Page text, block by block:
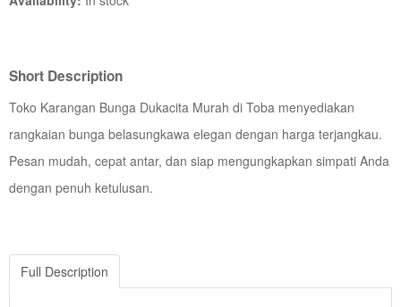
Short Description
Toko Karangan Bunga Dukacita Murah di Toba menyediakan
rangkaian bunga belasungkawa elegan dengan harga terjangkau.
Pesan mudah, cepat antar, dan siap mengungkapkan simpati Anda
dengan penuh ketulusan.
Full Description